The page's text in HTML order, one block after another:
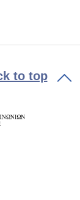
to top